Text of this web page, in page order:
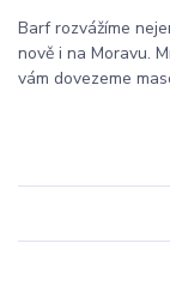
Barf rozvážíme
nově i na Moravu.
vám dovezeme